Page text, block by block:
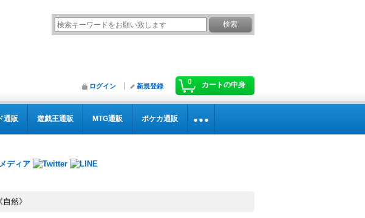
0 カートの中身
ログイン 新規登録
通販 遊戯王通販 MTG通販 ポケカ通販
然》